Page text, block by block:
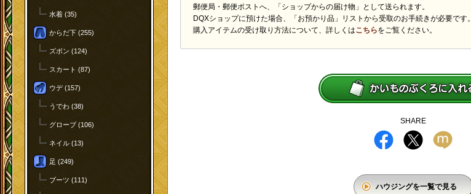
水着 (35)
からだ下 (255)
ズボン (124)
スカート (87)
ウデ (157)
うでわ (38)
グローブ (106)
ネイル (13)
足 (249)
ブーツ (111)
郵便局・郵便ポストへ、「ショップからの届け物」として送られます。
DQXショップに預けた場合、「お預かり品」リストから受取のお手続きが必要です。
購入アイテムの受け取り方法について、詳しくはこちらをご覧ください。
SHARE
ハウジングを一覧で見る